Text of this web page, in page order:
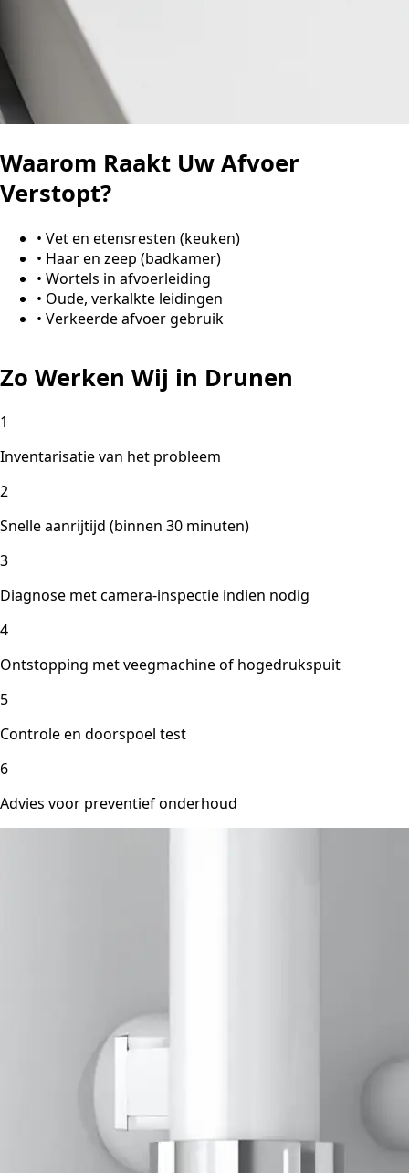
Waarom Raakt Uw Afvoer
Verstopt?
• Vet en etensresten (keuken)
• Haar en zeep (badkamer)
• Wortels in afvoerleiding
• Oude, verkalkte leidingen
• Verkeerde afvoer gebruik
Zo Werken Wij in Drunen
1
Inventarisatie van het probleem
2
Snelle aanrijtijd (binnen 30 minuten)
3
Diagnose met camera-inspectie indien nodig
4
Ontstopping met veegmachine of hogedrukspuit
5
Controle en doorspoel test
6
Advies voor preventief onderhoud